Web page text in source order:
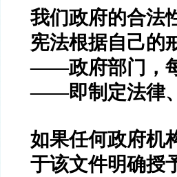
我们政府的合法
宪法根据自己的
——政府部门，
——即制定法律
如果任何政府机
于该文件明确授